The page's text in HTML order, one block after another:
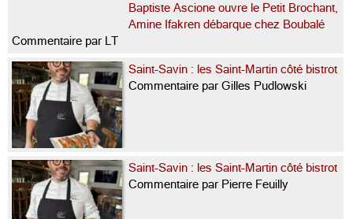
Baptiste Ascione ouvre le Petit Brochant,
Amine Ifakren débarque chez Boubalé
Commentaire par LT
Saint-Savin : les Saint-Martin côté bistrot
Commentaire par Gilles Pudlowski
Saint-Savin : les Saint-Martin côté bistrot
Commentaire par Pierre Feuilly